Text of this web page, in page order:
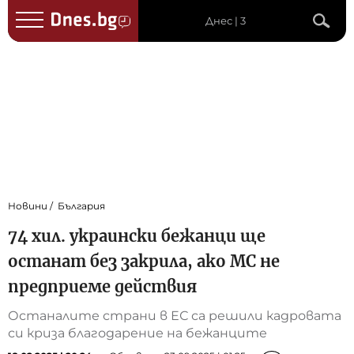
Днес | 3
Новини България
74 хил. украински бежанци ще
останат без закрила, ако МС не
предприеме действия
Останалите страни в ЕС са решили кадровата
си криза благодарение на бежанците